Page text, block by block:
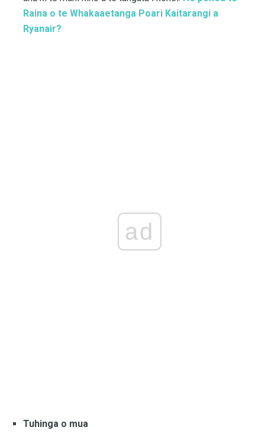
Raina o te Whakaaetanga Poari Kaitarangi a
Ryanair?
ad
Tuhinga o mua